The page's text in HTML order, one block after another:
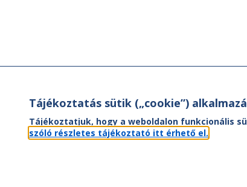
Tájékoztatás sütik („cookie”)
Tájékoztatjuk, hogy a weboldalon funkcionális
szóló részletes tájékoztató itt érhető el.